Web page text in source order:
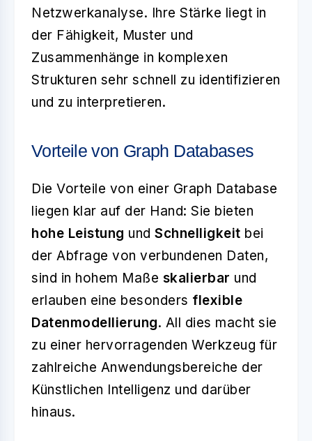
Netzwerkanalyse. Ihre Stärke liegt in
der Fähigkeit, Muster und
Zusammenhänge in komplexen
Strukturen sehr schnell zu identifizieren
und zu interpretieren.
Vorteile von Graph Databases
Die Vorteile von einer Graph Database
liegen klar auf der Hand: Sie bieten
hohe Leistung und Schnelligkeit bei
der Abfrage von verbundenen Daten,
sind in hohem Maße skalierbar und
erlauben eine besonders flexible
Datenmodellierung. All dies macht sie
zu einer hervorragenden Werkzeug für
zahlreiche Anwendungsbereiche der
Künstlichen Intelligenz und darüber
hinaus.